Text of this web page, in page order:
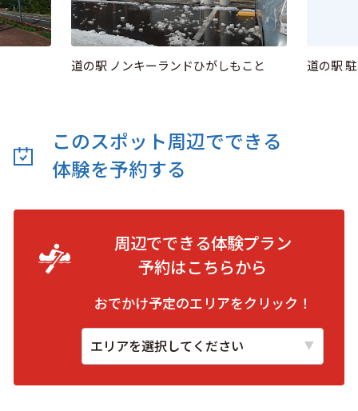
道の駅 ノンキーランドひがしもこと 道の駅
このスポット周辺でできる
体験を予約する
周辺でできる体験プラン
予約はこちらから
おでかけ予定のエリアをクリック！